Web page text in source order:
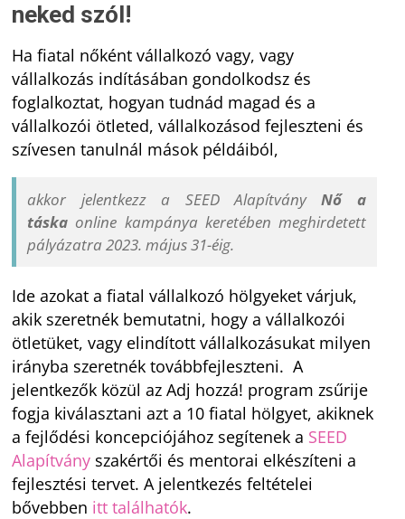
neked szól!
Ha fiatal nőként vállalkozó vagy, vagy
vállalkozás indításában gondolkodsz és
foglalkoztat, hogyan tudnád magad és a
vállalkozói ötleted, vállalkozásod fejleszteni és
szívesen tanulnál mások példáiból,
akkor jelentkezz a SEED AlapítványNő a
táska online kampánya keretében meghirdetett
pályázatra 2023. május 31-éig.
Ide azokat a fiatal vállalkozó hölgyeket várjuk,
akik szeretnék bemutatni, hogy a vállalkozói
ötletüket, vagy elindított vállalkozásukat milyen
irányba szeretnék továbbfejleszteni. A
jelentkezők közül az Adj hozzá! program zsűrije
fogja kiválasztani azt a 10 fiatal hölgyet, akiknek
a fejlődési koncepciójához segítenek a SEED
Alapítvány szakértői és mentorai elkészíteni a
fejlesztési tervet. A jelentkezés feltételei
bővebben itt találhatók.